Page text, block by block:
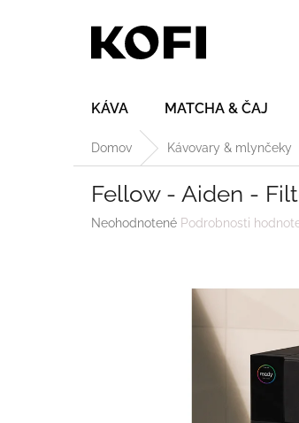
KÁVA MATCHA & ČAJ
Domov Kávovary & mlynčeky
Fellow - Aiden -
Priemerné
Neohodnotené Podrobnosti